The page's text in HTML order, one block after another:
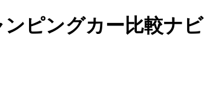
ピングカー比較ナビ